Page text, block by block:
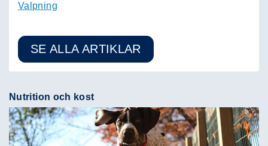
Valpning
SE ALLA ARTIKLAR
Nutrition och kost